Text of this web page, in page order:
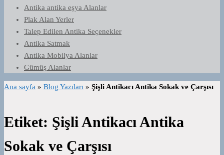
Antika antika eşya Alanlar
Plak Alan Yerler
Talep Edilen Antika Seçenekler
Antika Satmak
Antika Mobilya Alanlar
Gümüş Alanlar
Ana sayfa » Blog Yazıları » Şişli Antikacı Antika Sokak ve Çarşısı
Etiket: Şişli Antikacı Antika
Sokak ve Çarşısı